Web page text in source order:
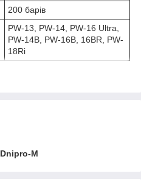
200 барів
PW-13, PW-14, PW-16 Ultra,
PW-14B, PW-16B, 16BR, PW-
18Ri
Dnipro-M